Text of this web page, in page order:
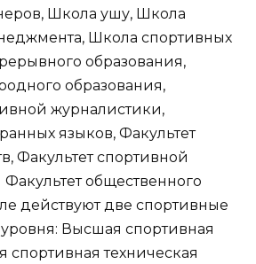
Школа ушу, Школа
Школа спортивных
образования,
образования,
журналистики,
языков, Факультет
Факультет спортивной
общественного
действуют две спортивные
Высшая спортивная
техническая